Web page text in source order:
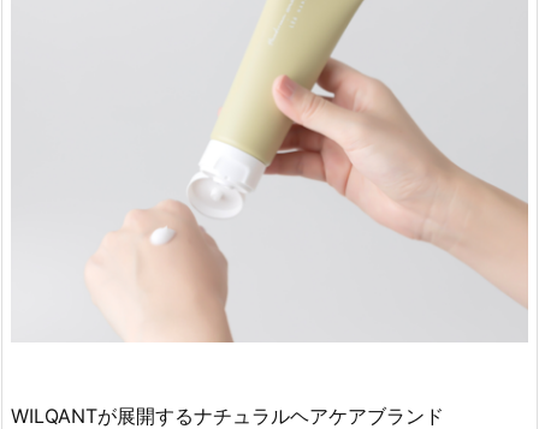
WILQANTが展開するナチュラルヘアケアブランド